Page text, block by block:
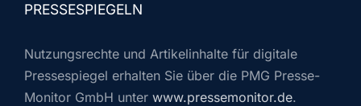
PRESSESPIEGELN
Nutzungsrechte und Artikelinhalte für digitale
Pressespiegel erhalten Sie über die PMG Presse-
Monitor GmbH unter www.pressemonitor.de.